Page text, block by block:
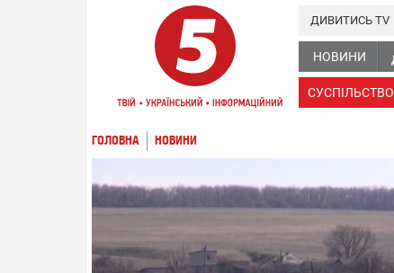
НОВИНИ
СУСПІЛЬСТВО
ДИВИТИСЬ TV
ГОЛОВНА НОВИНИ